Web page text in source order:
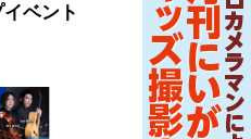
ベント